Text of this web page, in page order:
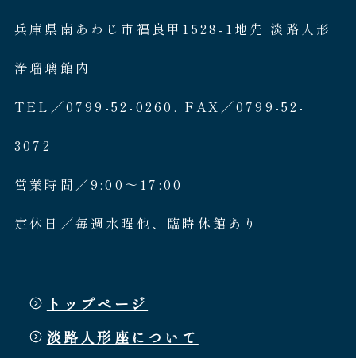
兵庫県南あわじ市福良甲1528-1地先 淡路人形
浄瑠璃館内
TEL／0799-52-0260. FAX／0799-52-
3072
営業時間／9:00〜17:00
定休日／毎週水曜他、臨時休館あり
トップページ
淡路人形座について